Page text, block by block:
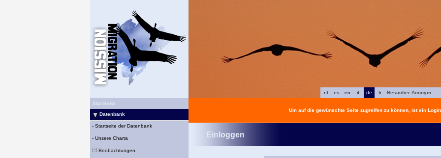
fr
de
it
en
es
nl
Besucher Anonym
Startseite
Datenbank
- Startseite der Datenbank
- Unsere Charta
Beobachtungen
Um auf die gewünschte Seite zugreifen zu können, ist ein
Einloggen